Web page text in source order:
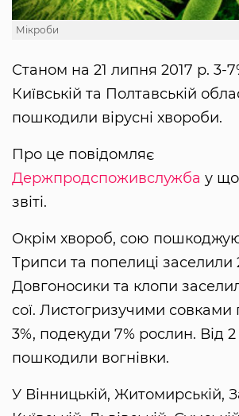
Мікроби
Станом на 21 липня 2017 р. 3-
Київській та Полтавській
пошкодили вірусні хвороби.
Про це повідомляє
Держпродспоживслужба у
звіті.
Окрім хвороб, сою
Трипси та попелиці заселили
Довгоносики та клопи
сої. Листогризучими
3%, подекуди 7% рослин. Від 2
пошкодили вогнівки.
У Вінницькій, Житомирській,